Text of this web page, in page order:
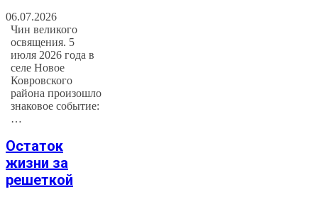
06.07.2026
Чин великого
освящения. 5
июля 2026 года в
селе Новое
Ковровского
района произошло
знаковое событие:
…
Остаток
жизни за
решеткой